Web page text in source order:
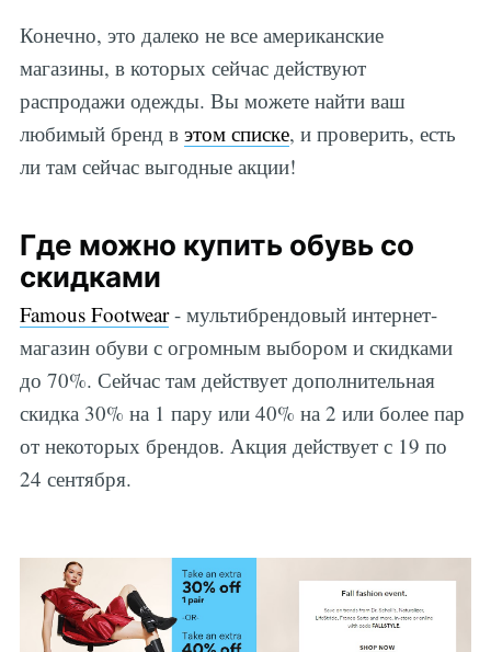
Конечно, это далеко не все американские
магазины, в которых сейчас действуют
распродажи одежды. Вы можете найти ваш
любимый бренд в этом списке, и проверить, есть
ли там сейчас выгодные акции!
Где можно купить обувь со
скидками
Famous Footwear- мультибрендовый интернет-
магазин обуви с огромным выбором и скидками
до 70%. Сейчас там действует дополнительная
скидка 30% на 1 пару или 40% на 2 или более пар
от некоторых брендов. Акция действует с 19 по
24 сентября.